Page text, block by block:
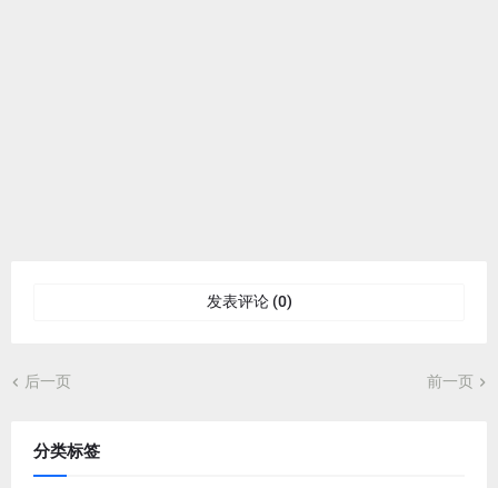
发表评论 (0)
后一页 前一页
分类标签